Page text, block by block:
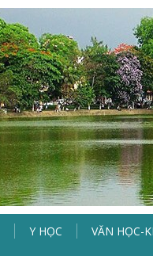
Y HỌC VĂN HỌC-